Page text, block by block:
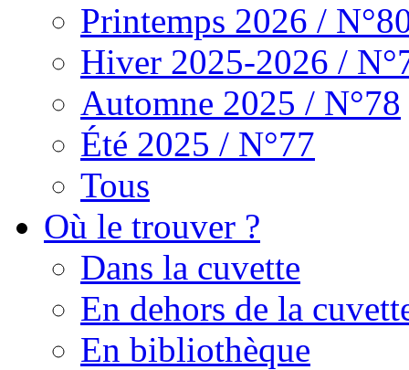
Printemps 2026 /
Hiver 2025-2026 /
Automne 2025 / N°78
Été 2025 / N°77
Tous
Où le trouver ?
Dans la cuvette
En dehors de la
En bibliothèque